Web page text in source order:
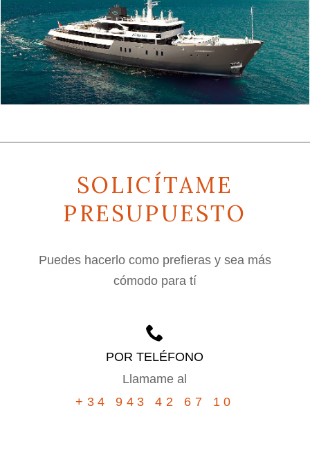
SOLICÍTAME
PRESUPUESTO
Puedes hacerlo como prefieras y sea más
cómodo para tí
POR TELÉFONO
Llamame al
+34 943 42 67 10